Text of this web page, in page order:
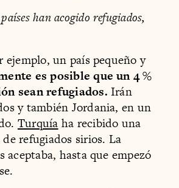
han acogido refugiados,
ejemplo, un país pequeño y
es posible que un 4 %
sean refugiados. Irán
y también Jordania, en un
Turquía ha recibido una
refugiados sirios. La
aceptaba, hasta que empezó